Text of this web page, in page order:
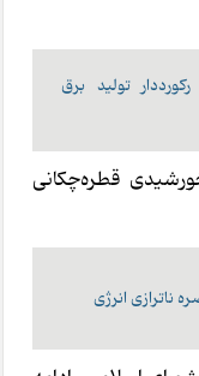
تولید برق
قطره‌چکانی
ناترازی انرژی